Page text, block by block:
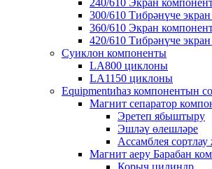
240/610 Экран
300/610 Тибрәнүче
360/610 Экран
420/610 Тибрәнүче
Cyиклон компоненты
LA800 циклоны
LA1150 циклоны
Equipmentиһаз компонентын
Магнит сепаратор
Эретеп ябыштыру
Эшләү өлешләре
Ассамблея
Магнит аеру Барабан
Корыч цилиндр